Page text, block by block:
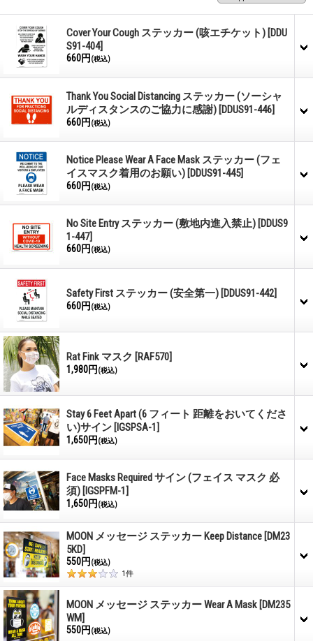
Cover Your Cough ステッカー (咳エチケット) [DDU
S91-404]
660円 (税込)
Thank You Social Distancing ステッカー (ソーシャ
ルディスタンスのご協力に感謝) [DDUS91-446]
660円 (税込)
Notice Please Wear A Face Mask ステッカー (フェ
イスマスク着用のお願い) [DDUS91-445]
660円 (税込)
No Site Entry ステッカー (敷地内進入禁止) [DDUS9
1-447]
660円 (税込)
Safety First ステッカー (安全第一) [DDUS91-442]
660円 (税込)
Rat Fink マスク [RAF570]
1,980円 (税込)
Stay 6 Feet Apart (6 フィート 距離をおいてくださ
い)サイン [IGSPSA-1]
1,650円 (税込)
Face Masks Required サイン (フェイス マスク 必
須) [IGSPFM-1]
1,650円 (税込)
MOON メッセージ ステッカー Keep Distance [DM23
5KD]
550円 (税込)
1件
MOON メッセージ ステッカー Wear A Mask [DM235
WM]
550円 (税込)